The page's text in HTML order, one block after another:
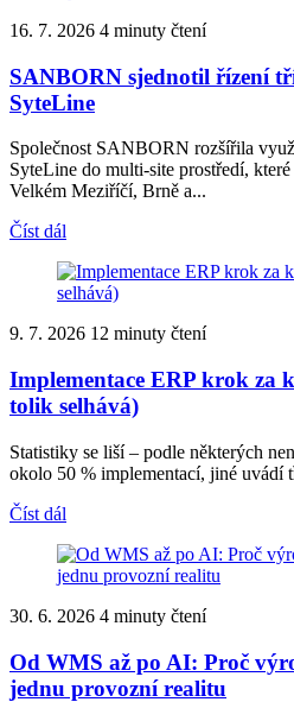
16. 7. 2026 4 minuty čtení
SANBORN sjednotil řízení
SyteLine
Společnost SANBORN rozšířila
SyteLine do multi-site prostředí,
Velkém Meziříčí, Brně a...
Číst dál
9. 7. 2026 12 minuty čtení
Implementace ERP krok za
tolik selhává)
Statistiky se liší – podle některých
okolo 50 % implementací, jiné uvádí
Číst dál
30. 6. 2026 4 minuty čtení
Od WMS až po AI: Proč
jednu provozní realitu